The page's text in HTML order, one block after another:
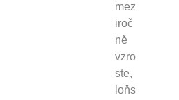
mez
iroč
ně
vzro
ste,
loňs